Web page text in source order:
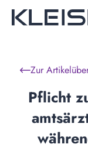
Zur
Pflicht